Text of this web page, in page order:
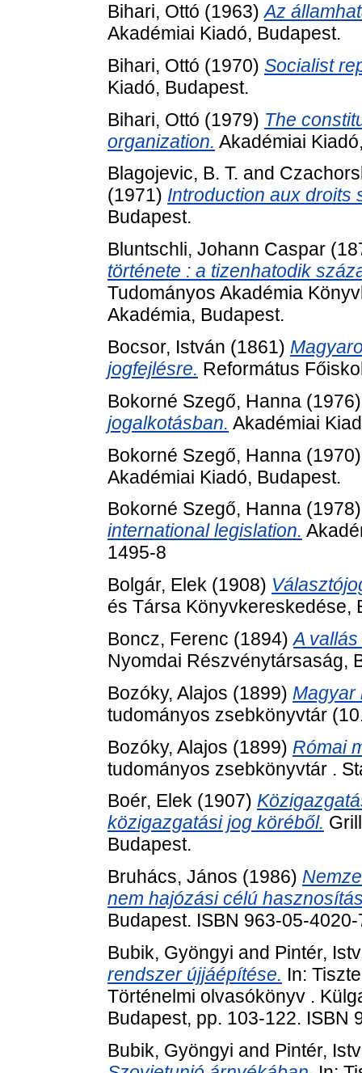
Bihari, Ottó (1963)Az
Akadémiai Kiadó, Budapest.
Bihari, Ottó (1970) Socialist
Kiadó, Budapest.
Bihari, Ottó (1979) The
organization. Akadémiai
Blagojevic, B. T. and
(1971) Introduction aux droits
Budapest.
Bluntschli, Johann Caspar
története : a tizenhatodik
Tudományos Akadémia
Akadémia, Budapest.
Bocsor, István (1861)
jogfejlésre. Református
Bokorné Szegő, Hanna
jogalkotásban. Akadémiai
Bokorné Szegő, Hanna
Akadémiai Kiadó, Budapest.
Bokorné Szegő, Hanna
international legislation.
1495-8
Bolgár, Elek (1908)
és Társa Könyvkereskedése,
Boncz, Ferenc (1894)A
Nyomdai Részvénytársaság,
Bozóky, Alajos (1899) Magyar
tudományos zsebkönyvtár
Bozóky, Alajos (1899) Római
tudományos zsebkönyvtár .
Boér, Elek (1907)
közigazgatási jog köréből.
Budapest.
Bruhács, János (1986)
nem hajózási célú
Budapest. ISBN 963-05-4020-
Bubik, Gyöngyi and Pintér,
rendszer újjáépítése. In:
Történelmi olvasókönyv .
Budapest, pp. 103-122. ISBN
Bubik, Gyöngyi and Pintér,